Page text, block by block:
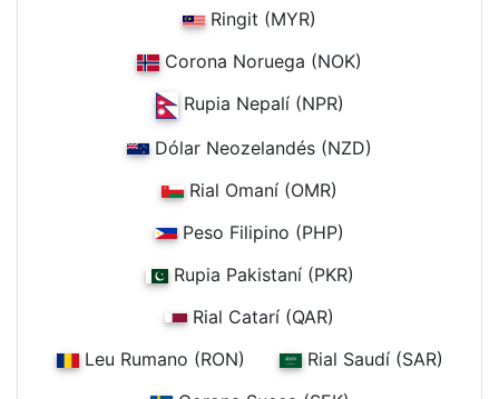
Ringit (MYR)
Corona Noruega (NOK)
Rupia Nepalí (NPR)
Dólar Neozelandés (NZD)
Rial Omaní (OMR)
Peso Filipino (PHP)
Rupia Pakistaní (PKR)
Rial Catarí (QAR)
Leu Rumano (RON)
Rial Saudí (SAR)